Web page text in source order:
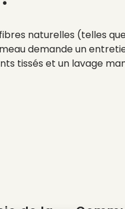
naturelles (telles
demande un
tissés et un lavage